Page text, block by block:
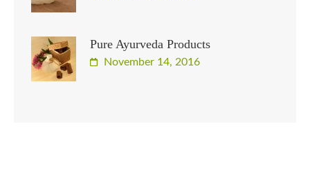
Pure Ayurveda Products
November 14, 2016